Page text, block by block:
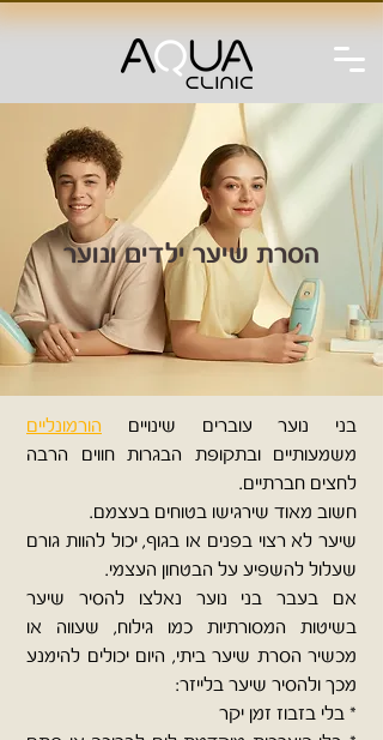
הסרת שיער ילדים ונוער
בני נוער עוברים שינויים הורמונליים
משמעותיים ובתקופת הבגרות חווים הרבה
לחצים חברתיים.
חשוב מאוד שירגישו בטוחים בעצמם.
שיער לא רצוי בפנים או בגוף, יכול להוות גורם
שעלול להשפיע על הבטחון העצמי.
אם בעבר בני נוער נאלצו להסיר שיער
בשיטות המסורתיות כמו גילוח, שעווה או
מכשיר הסרת שיער ביתי, היום יכולים להימנע
מכך ולהסיר שיער בלייזר:
* בלי בזבוז זמן יקר